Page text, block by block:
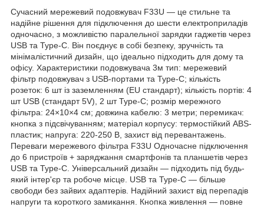
Сучасний мережевий подовжувач F33U — це стильне та
надійне рішення для підключення до шести електроприладів
одночасно, з можливістю паралельної зарядки гаджетів через
USB та Type-C. Він поєднує в собі безпеку, зручність та
мінімалістичний дизайн, що ідеально підходить для дому та
офісу. Характеристики подовжувача 3м тип: мережевий
фільтр подовжувач з USB-портами та Type-C; кількість
розеток: 6 шт із заземленням (EU стандарт); кількість портів: 4
шт USB (стандарт 5V), 2 шт Type-C; розмір мережного
фільтра: 24×10×4 см; довжина кабелю: 3 метри; перемикач:
кнопка з підсвічуванням; матеріал корпусу: термостійкий ABS-
пластик; напруга: 220-250 В, захист від перевантажень.
Переваги мережевого фільтра F33U Одночасне підключення
до 6 пристроїв + заряджання смартфонів та планшетів через
USB та Type-C. Універсальний дизайн — підходить під будь-
який інтер'єр та робоче місце. USB та Type-C — більше
свободи без зайвих адаптерів. Надійний захист від перепадів
напруги та короткого замикання. Кнопка живлення — повне